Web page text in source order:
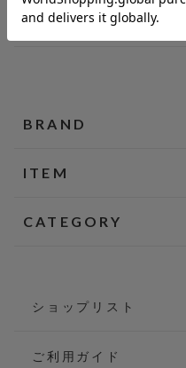
BRAND
ITEM
CATEGORY
ショップリスト
ご利用ガイド